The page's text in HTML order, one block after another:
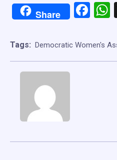
Share
Tags: Democratic Women's